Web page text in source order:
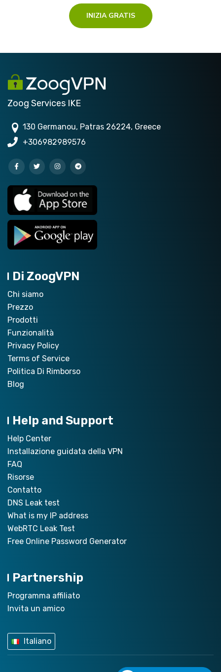
INIZIA GRATIS
Zoog Services IKE
130 Germanou, Patras 26224, Greece
+306982989576
Di ZoogVPN
Chi siamo
Prezzo
Prodotti
Funzionalità
Privacy Policy
Terms of Service
Politica Di Rimborso
Blog
Help and Support
Help Center
Installazione guidata della VPN
FAQ
Risorse
Contatto
DNS Leak test
What is my IP address
WebRTC Leak Test
Free Online Password Generator
Partnership
Programma affiliato
Invita un amico
Italiano